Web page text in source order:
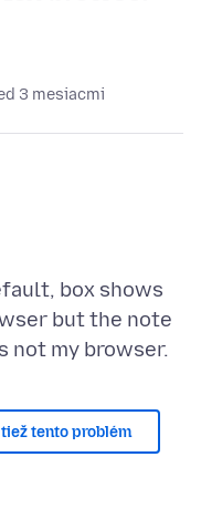
3 mesiacmi
box shows
but the note
tiež tento problém